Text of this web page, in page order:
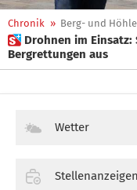
Chronik » Berg- und
 Drohnen im Einsatz: Südtiroler Drohnenhersteller statten
Bergrettungen aus
Wetter
Stellenanzeigen